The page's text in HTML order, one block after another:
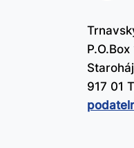
P.O.Box
917 01